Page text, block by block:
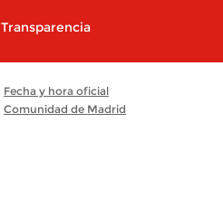
Transparencia
Fecha y hora oficial
Comunidad de Madrid